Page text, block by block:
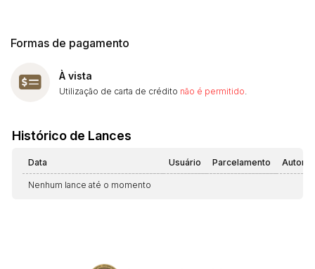
Formas de pagamento
À vista
Utilização de carta de crédito não é permitido
Histórico de Lances
Data Usuário Parcelamento
Nenhum lance até o momento